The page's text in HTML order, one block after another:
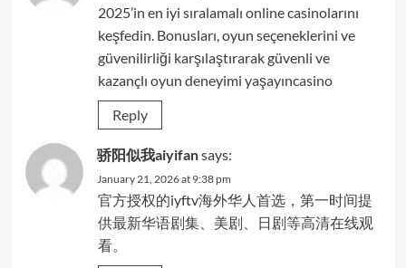
2025’in en iyi sıralamalı online casinolarını
keşfedin. Bonusları, oyun seçeneklerini ve
güvenilirliği karşılaştırarak güvenli ve
kazançlı oyun deneyimi yaşayıncasino
Reply
骄阳似我aiyifansays:
January 21, 2026 at 9:38 pm
官方授权的iyftv海外华人首选，第一时间提
供最新华语剧集、美剧、日剧等高清在线观
看。